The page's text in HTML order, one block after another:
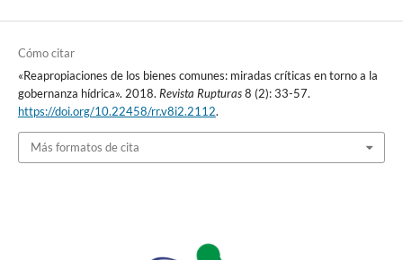
Cómo citar
«Reapropiaciones de los bienes comunes: miradas críticas en torno a la
gobernanza hídrica». 2018. Revista Rupturas8 (2): 33-57.
https://doi.org/10.22458/rr.v8i2.2112.
Más formatos de cita